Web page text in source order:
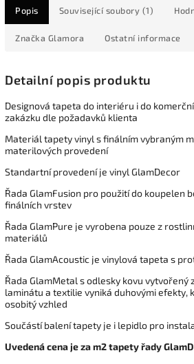
Popis Související soubory (1)
Značka Glamora Ostatní informace
Detailní popis produktu
Designová tapeta do interiéru i do
zakázku dle požadavků klienta
Materiál tapety vinyl s finálním vybraným
materilových provedení
Standartní provedení je vinyl GlamDecor
Řada GlamFusion pro použití do koupelen
finálních vrstev
Řada GlamPure je vyrobena pouze z
materiálů
Řada GlamAcoustic je vinylová tapeta s
Řada GlamMetal s odlesky kovu vytvořený
laminátu a textilie vyniká duhovými efekty,
osobitý vzhled
Součástí balení tapety je i lepidlo pro
Uvedená cena je za m2 tapety řady